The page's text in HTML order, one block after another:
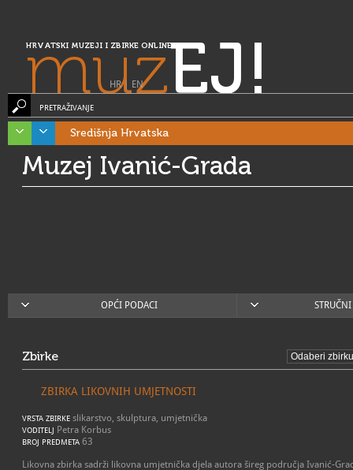
HRVATSKI MUZEJI I ZBIRKE ONLINE
muzEJ!
HR| EN
PRETRAŽIVANJE
Središnja Hrvatska
Muzej Ivanić-Grada
OPĆI PODACI
Zbirke
ZBIRKA LIKOVNIH UMJETNOSTI
VRSTA ZBIRKE slikarstvo, skulptura, umjetnička
VODITELJ Petra Korbus
BROJ PREDMETA 63
Likovna zbirka sadrži likovna umjetnička djela autora šireg područja Ivanić-